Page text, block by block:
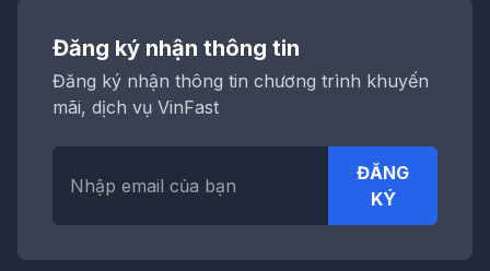
Đăng ký nhận thông tin
Đăng ký nhận thông tin chương trình khuyến
mãi, dịch vụ VinFast
ĐĂNG
KÝ